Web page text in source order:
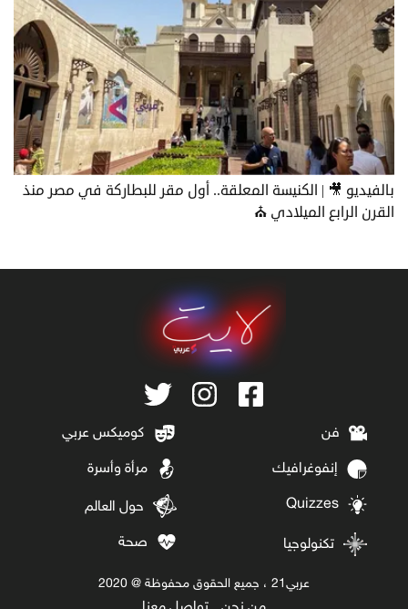
بالفيديو 🎥 | الكنيسة المعلقة.. أول مقر للبطاركة في مصر منذ
القرن الرابع الميلادي ⛪
فن كوميكس عربي
إنفوغرافيك مرأة وأسرة
Quizzes حول العالم
تكنولوجيا صحة
عربي21 ، جميع الحقوق محفوظة @ 2020